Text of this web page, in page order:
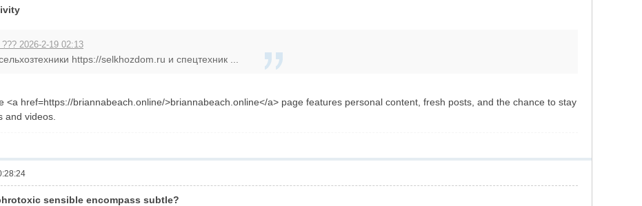
2026-2-19 02:13
https://selkhozdom.ru и спецтехник ...
<a href=https://briannabeach.online/>briannabeach.online</a> page features personal content, fresh posts, and the chance to stay
and videos.
sensible encompass subtle?